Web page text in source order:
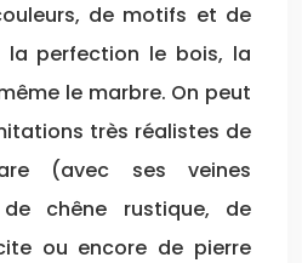
de motifs et de
perfection le bois, la
le marbre. On peut
très réalistes de
(avec ses veines
chêne rustique, de
ou encore de pierre